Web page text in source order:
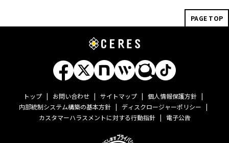
当社は、お客様から取得した個人情報を、以下の通り、共同利用しま
（1）共同して利用する個人情報の項目
所、生年月日、性別、アカウント情報、口座開設における情報その他ご
本人から取得する情報の一切
（2）共同して利用する者の範囲
株式会社マーキュリー
代表取締役社長 都木聡
東京都渋谷区桜丘町20番1号 渋谷インフォスタワー 12階
（3）共同して利用する者の利用目的
・当社及び関連会社のお客様向けサービスの提供のため
PAGE TOP
トップ お問い合わせ サイトマップ
個人情報保護方針
内部統制システム構築の基本方針
ディスクロージャーポリシー
カスタマーハラスメントに対する行動指針
電子公告